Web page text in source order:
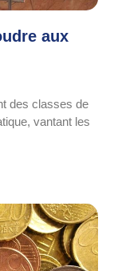
aux
des classes de
vantant les